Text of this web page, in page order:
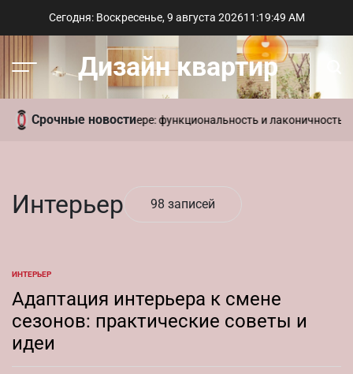
Сегодня: Воскресенье, 9 августа 202611 :19:49 AM
Меню Дизайн квартир
Срочные новости
стиль в интерьере: функциональность и лаконичность
Интерьер 98 записей
ОПУБЛИКОВАНО
ИНТЕРЬЕР
Адаптация интерьера к смене
сезонов: практические советы и
идеи